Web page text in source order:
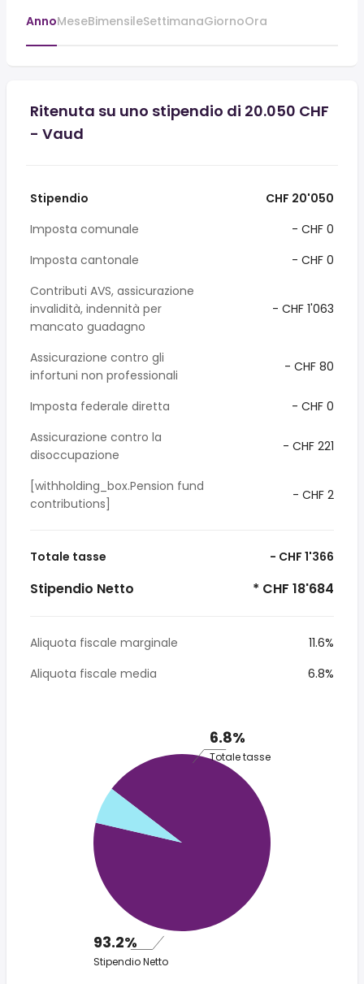
AnnoMeseBimensileSettimanaGiornoOra
Ritenuta su uno stipendio di 20.050 CHF
- Vaud
Stipendio
CHF 20'050
Imposta comunale
- CHF 0
Imposta cantonale
- CHF 0
Contributi AVS, assicurazione
invalidità, indennità per
mancato guadagno
- CHF 1'063
Assicurazione contro gli
infortuni non professionali
- CHF 80
Imposta federale diretta
- CHF 0
Assicurazione contro la
disoccupazione
- CHF 221
[withholding_box.Pension fund
contributions]
- CHF 2
Totale tasse - CHF 1'366
Stipendio Netto * CHF 18'684
Aliquota fiscale marginale
11.6%
Aliquota fiscale media
6.8%
6.8%
Totale tasse
93.2%
Stipendio Netto